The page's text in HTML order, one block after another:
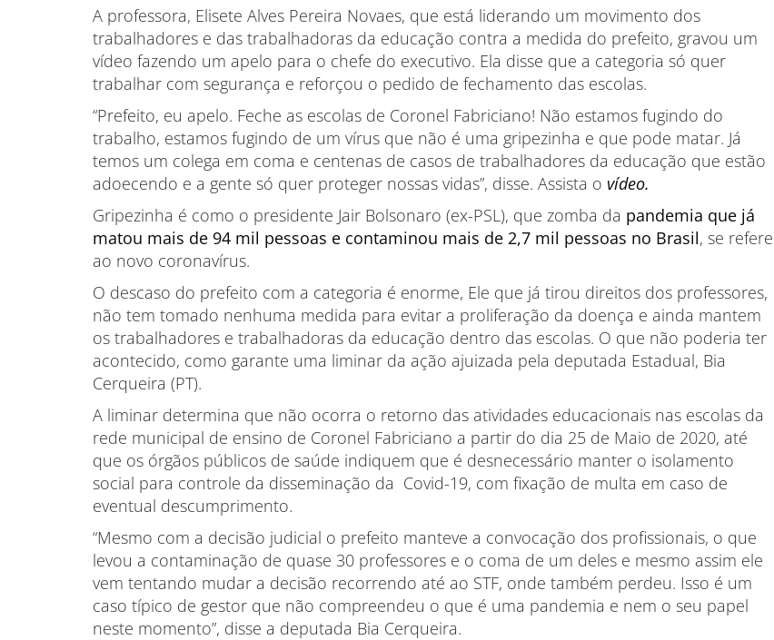
A professora, Elisete Alves Pereira Novaes, que está liderando um movimento dos
trabalhadores e das trabalhadoras da educação contra a medida do prefeito, gravou um
vídeo fazendo um apelo para o chefe do executivo. Ela disse que a categoria só quer
trabalhar com segurança e reforçou o pedido de fechamento das escolas.
“Prefeito, eu apelo. Feche as escolas de Coronel Fabriciano! Não estamos fugindo do
trabalho, estamos fugindo de um vírus que não é uma gripezinha e que pode matar. Já
temos um colega em coma e centenas de casos de trabalhadores da educação que estão
adoecendo e a gente só quer proteger nossas vidas”, disse. Assista o vídeo.
Gripezinha é como o presidente Jair Bolsonaro (ex-PSL), que zomba da pandemia que já
matou mais de 94 mil pessoas e contaminou mais de 2,7 mil pessoas no Brasil, se refere
ao novo coronavírus.
O descaso do prefeito com a categoria é enorme, Ele que já tirou direitos dos professores,
não tem tomado nenhuma medida para evitar a proliferação da doença e ainda mantem
os trabalhadores e trabalhadoras da educação dentro das escolas. O que não poderia ter
acontecido, como garante uma liminar da ação ajuizada pela deputada Estadual, Bia
Cerqueira (PT).
A liminar determina que não ocorra o retorno das atividades educacionais nas escolas da
rede municipal de ensino de Coronel Fabriciano a partir do dia 25 de Maio de 2020, até
que os órgãos públicos de saúde indiquem que é desnecessário manter o isolamento
social para controle da disseminação da Covid-19, com fixação de multa em caso de
eventual descumprimento.
“Mesmo com a decisão judicial o prefeito manteve a convocação dos profissionais, o que
levou a contaminação de quase 30 professores e o coma de um deles e mesmo assim ele
vem tentando mudar a decisão recorrendo até ao STF, onde também perdeu. Isso é um
caso típico de gestor que não compreendeu o que é uma pandemia e nem o seu papel
neste momento”, disse a deputada Bia Cerqueira.